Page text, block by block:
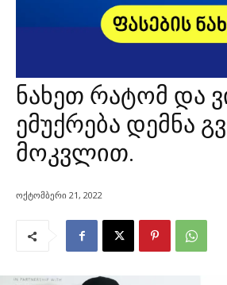
ნახეთ რატომ და
ემუქრება დემნა
მოკვლით.
ოქტომბერი 21, 2022